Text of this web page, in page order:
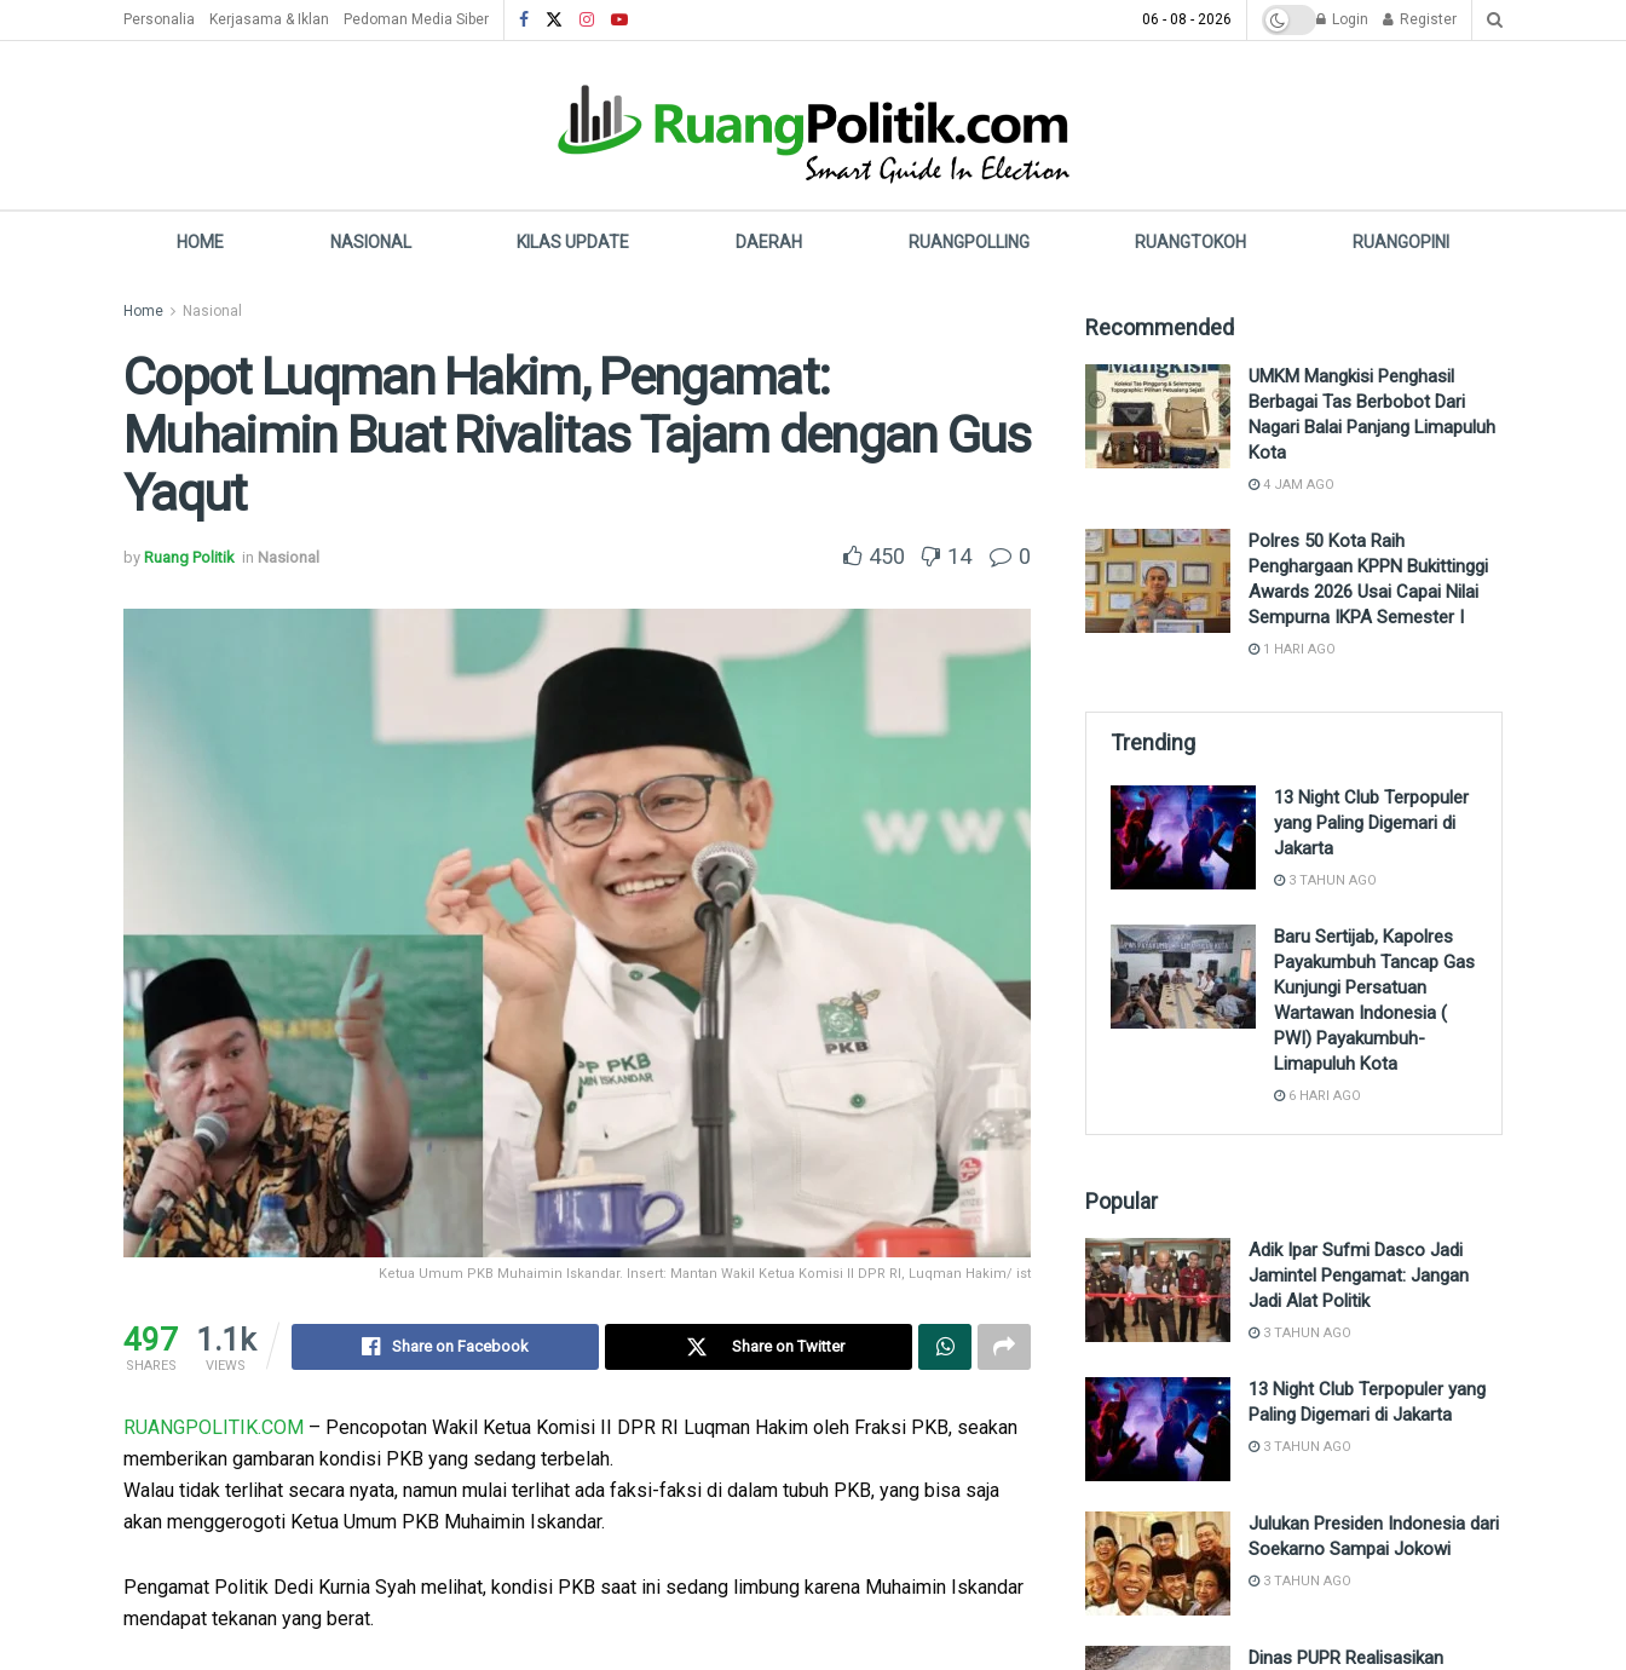
Personalia Kerjasama & Iklan Pedoman Media Siber 06 - 08 - 2026 Login Register
HOME NASIONAL KILAS UPDATE DAERAH RUANGPOLLING RUANGTOKOH RUANGOPINI
Home Nasional
Copot Luqman Hakim, Pengamat:
Muhaimin Buat Rivalitas Tajam dengan Gus
Yaqut
by Ruang Politik in Nasional 450 14 0
Ketua Umum PKB Muhaimin Iskandar. Insert: Mantan Wakil Ketua Komisi II DPR RI, Luqman Hakim/ ist
497
SHARES
1.1k
VIEWS
Share on Facebook Share on Twitter
RUANGPOLITIK.COM – Pencopotan Wakil Ketua Komisi II DPR RI Luqman Hakim oleh Fraksi PKB, seakan
memberikan gambaran kondisi PKB yang sedang terbelah.
Walau tidak terlihat secara nyata, namun mulai terlihat ada faksi-faksi di dalam tubuh PKB, yang bisa saja
akan menggerogoti Ketua Umum PKB Muhaimin Iskandar.
Pengamat Politik Dedi Kurnia Syah melihat, kondisi PKB saat ini sedang limbung karena Muhaimin Iskandar
mendapat tekanan yang berat.
Recommended
UMKM Mangkisi Penghasil
Berbagai Tas Berbobot Dari
Nagari Balai Panjang Limapuluh
Kota
4 JAM AGO
Polres 50 Kota Raih
Penghargaan KPPN Bukittinggi
Awards 2026 Usai Capai Nilai
Sempurna IKPA Semester I
1 HARI AGO
Trending
13 Night Club Terpopuler
yang Paling Digemari di
Jakarta
3 TAHUN AGO
Baru Sertijab, Kapolres
Payakumbuh Tancap Gas
Kunjungi Persatuan
Wartawan Indonesia (
PWI) Payakumbuh-
Limapuluh Kota
6 HARI AGO
Popular
Adik Ipar Sufmi Dasco Jadi
Jamintel Pengamat: Jangan
Jadi Alat Politik
3 TAHUN AGO
13 Night Club Terpopuler yang
Paling Digemari di Jakarta
3 TAHUN AGO
Julukan Presiden Indonesia dari
Soekarno Sampai Jokowi
3 TAHUN AGO
Dinas PUPR Realisasikan